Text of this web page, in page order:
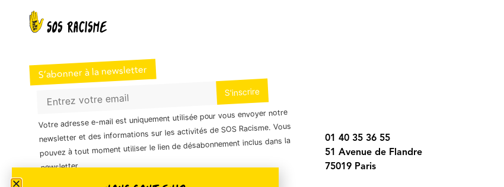
S’abonner à la newsletter
Votre adresse e-mail est uniquement utilisée pour vous envoyer notre
newsletter et des informations sur les activités de SOS Racisme. Vous
pouvez à tout moment utiliser le lien de désabonnement inclus dans la
newsletter.
01 40 35 36 55
51 Avenue de Flandre
75019 Paris